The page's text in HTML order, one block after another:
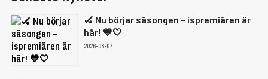
🏑 Nu börjar säsongen – ispremiären är
här! 💙🤍
2026-08-07